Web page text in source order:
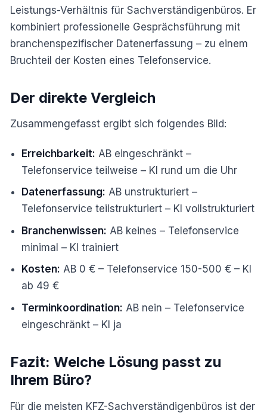
Leistungs-Verhältnis für Sachverständigenbüros. Er
kombiniert professionelle Gesprächsführung mit
branchenspezifischer Datenerfassung – zu einem
Bruchteil der Kosten eines Telefonservice.
Der direkte Vergleich
Zusammengefasst ergibt sich folgendes Bild:
Erreichbarkeit: AB eingeschränkt –
Telefonservice teilweise – KI rund um die Uhr
Datenerfassung: AB unstrukturiert –
Telefonservice teilstrukturiert – KI vollstrukturiert
Branchenwissen: AB keines – Telefonservice
minimal – KI trainiert
Kosten: AB 0 € – Telefonservice 150-500 € – KI
ab 49 €
Terminkoordination: AB nein – Telefonservice
eingeschränkt – KI ja
Fazit: Welche Lösung passt zu
Ihrem Büro?
Für die meisten KFZ-Sachverständigenbüros ist der